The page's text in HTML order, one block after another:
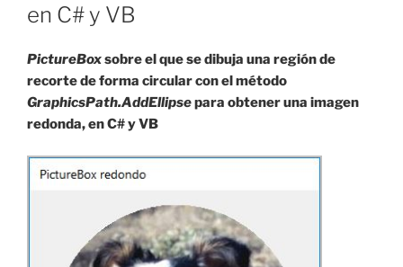
en C# y VB
PictureBoxsobre el que se dibuja una región de
recorte de forma circular con el método
GraphicsPath.AddEllipsepara obtener una imagen
redonda, en C# y VB